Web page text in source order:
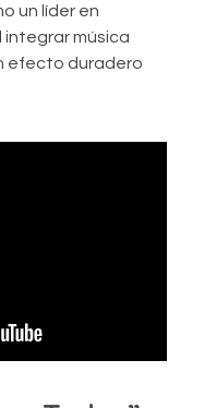
un líder en
integrar música
efecto duradero